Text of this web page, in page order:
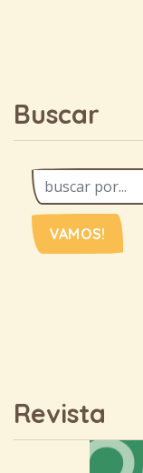
Buscar
VAMOS!
Revista